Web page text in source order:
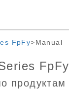
FpFy Manual
FpFy
продуктам